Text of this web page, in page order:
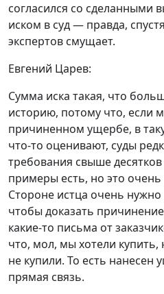
согласился со сделанными
иском в суд — правда,
экспертов смущает.
Евгений Царев:
Сумма иска такая, что
историю, потому что, если
причиненном ущербе, в
что-то оценивают, суды
требования свыше
примеры есть, но это очень
Стороне истца очень нужно
чтобы доказать
какие-то письма от
что, мол, мы хотели
не купили. То есть
прямая связь.